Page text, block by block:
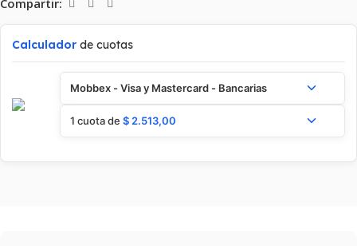
Compartir:
Calculador de cuotas
Mobbex - Visa y Mastercard - Bancarias
1 cuota de $ 2.513,00